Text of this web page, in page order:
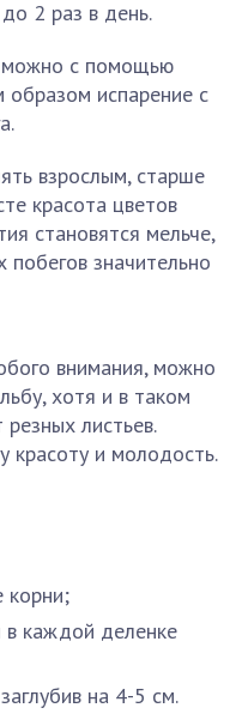
2 раз в день.
можно с помощью
образом испарение с
взрослым, старше
красота цветов
становятся мельче,
побегов значительно
внимания, можно
хотя и в таком
листьев.
красоту и молодость.
корни;
в каждой деленке
на 4-5 см.